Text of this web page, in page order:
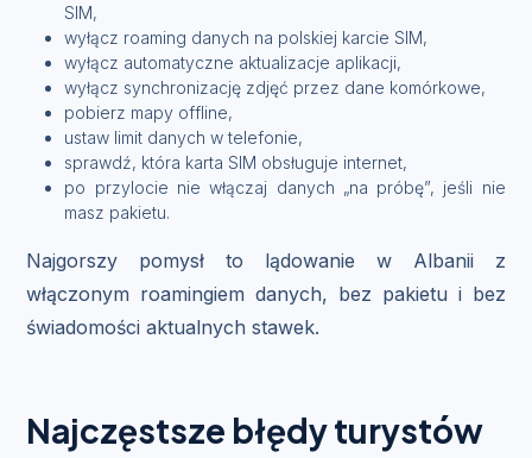
SIM,
wyłącz roaming danych na polskiej karcie SIM,
wyłącz automatyczne aktualizacje aplikacji,
wyłącz synchronizację zdjęć przez dane komórkowe,
pobierz mapy offline,
ustaw limit danych w telefonie,
sprawdź, która karta SIM obsługuje internet,
po przylocie nie włączaj danych „na próbę”, jeśli nie
masz pakietu.
Najgorszy pomysł to lądowanie w Albanii z
włączonym roamingiem danych, bez pakietu i bez
świadomości aktualnych stawek.
Najczęstsze błędy turystów